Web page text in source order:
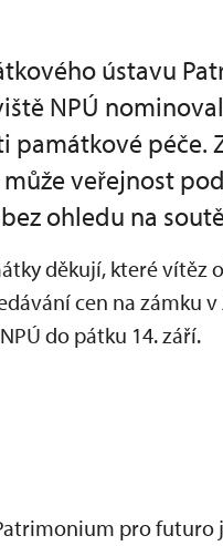
ústavu
NPÚ
památkové péče.
veřejnost
ohledu na
děkují, které vítěz
cen na zámku
do pátku 14. září.
pro futuro